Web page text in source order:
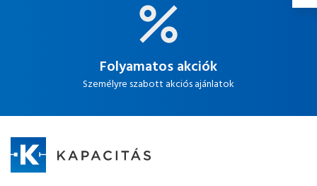
Folyamatos akciók
Személyre szabott akciós ajánlatok